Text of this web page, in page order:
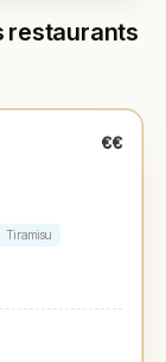
restaurants
€€
Tiramisu